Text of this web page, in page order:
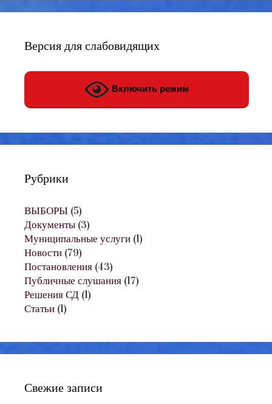
Версия для слабовидящих
Включить режим
Рубрики
ВЫБОРЫ (5)
Документы (3)
Муниципальные услуги (1)
Новости (79)
Постановления (43)
Публичные слушания (17)
Решения СД (1)
Статьи (1)
Свежие записи